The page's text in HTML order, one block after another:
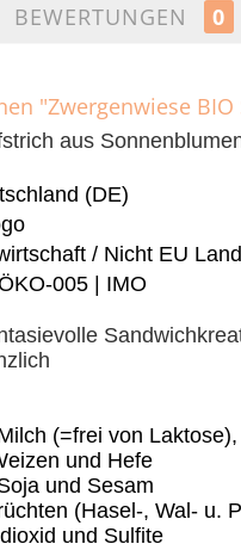
BEWERTUNGEN 0
"Zwergenwiese BIO
aus
(DE)
/ Nicht EU
005 | IMO
(=frei von
und Hefe
und Sesam
(Hasel-, Wal- u.
und Sulfite